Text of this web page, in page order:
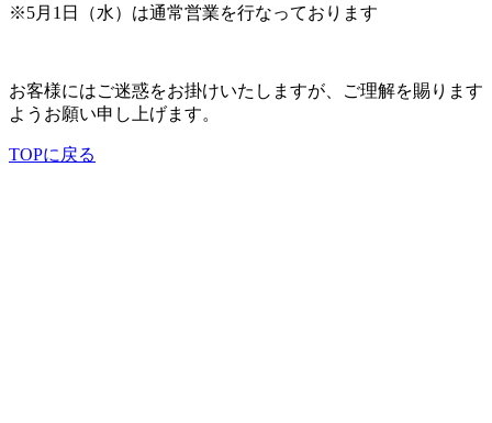
※5月1日（水）は通常営業を行なっております
お客様にはご迷惑をお掛けいたしますが、ご理解を賜ります
ようお願い申し上げます。
TOPに戻る